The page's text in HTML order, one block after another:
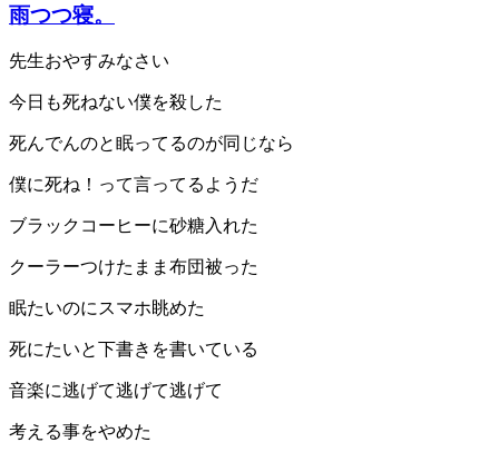
雨つつ寝。
先生おやすみなさい
今日も死ねない僕を殺した
死んでんのと眠ってるのが同じなら
僕に死ね！って言ってるようだ
ブラックコーヒーに砂糖入れた
クーラーつけたまま布団被った
眠たいのにスマホ眺めた
死にたいと下書きを書いている
音楽に逃げて逃げて逃げて
考える事をやめた